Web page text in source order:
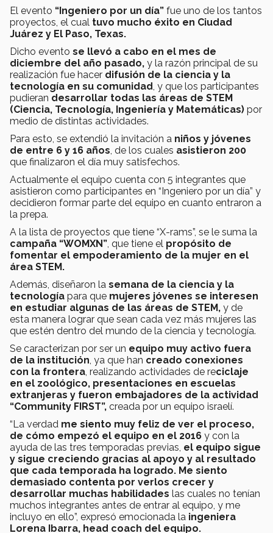
El evento “Ingeniero por un día” fue uno de los tantos
proyectos, el cual tuvo mucho éxito en Ciudad
Juárez y El Paso, Texas.
Dicho evento se llevó a cabo en el mes de
diciembre del año pasado, y la razón principal de su
realización fue hacer difusión de la ciencia y la
tecnología en su comunidad, y que los participantes
pudieran desarrollar todas las áreas de STEM
(Ciencia, Tecnología, Ingeniería y Matemáticas) por
medio de distintas actividades.
Para esto, se extendió la invitación a niños y jóvenes
de entre 6 y 16 años, de los cuales asistieron 200
que finalizaron el día muy satisfechos.
Actualmente el equipo cuenta con 5 integrantes que
asistieron como participantes en “Ingeniero por un día” y
decidieron formar parte del equipo en cuanto entraron a
la prepa.
A la lista de proyectos que tiene “X-rams”, se le suma la
campaña “WOMXN”, que tiene el propósito de
fomentar el empoderamiento de la mujer en el
área STEM.
Además, diseñaron la semana de la ciencia y la
tecnología para que mujeres jóvenes se interesen
en estudiar algunas de las áreas de STEM, y de
esta manera lograr que sean cada vez más mujeres las
que estén dentro del mundo de la ciencia y tecnología.
Se caracterizan por ser un equipo muy activo fuera
de la institución, ya que han creado conexiones
con la frontera, realizando actividades de reciclaje
en el zoológico, presentaciones en escuelas
extranjeras y fueron embajadores de la actividad
“Community FIRST”, creada por un equipo israelí.
“La verdad me siento muy feliz de ver el proceso,
de cómo empezó el equipo en el 2016 y con la
ayuda de las tres temporadas previas, el equipo sigue
y sigue creciendo gracias al apoyo y al resultado
que cada temporada ha logrado. Me siento
demasiado contenta por verlos crecer y
desarrollar muchas habilidades las cuales no tenían
muchos integrantes antes de entrar al equipo, y me
incluyo en ello”, expresó emocionada la ingeniera
Lorena Ibarra, head coach del equipo.